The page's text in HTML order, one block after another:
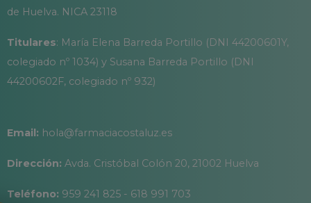
de Huelva. NICA 23118
Titulares: María Elena Barreda Portillo (DNI 44200601Y,
colegiado nº 1034) y Susana Barreda Portillo (DNI
44200602F, colegiado nº 932)
Email: hola@farmaciacostaluz.es
Dirección: Avda. Cristóbal Colón 20, 21002 Huelva
Teléfono: 959 241 825 - 618 991 703